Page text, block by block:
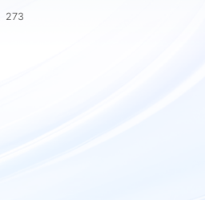
273